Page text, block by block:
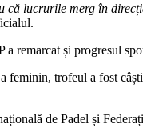
că lucrurile merg în
remarcat și progresul
trofeul a fost
de Padel și